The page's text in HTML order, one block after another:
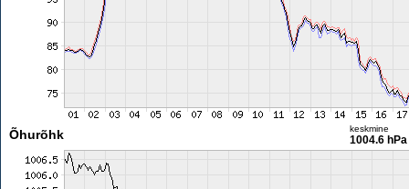
Õhurõhk keskmine
1004.6 hPa